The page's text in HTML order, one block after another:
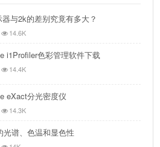
与2k的差别究竟有多大？
14.6K
i1Profiler色彩管理软件下载
14.4K
eXact分光密度仪
14.3K
光谱、色温和显色性